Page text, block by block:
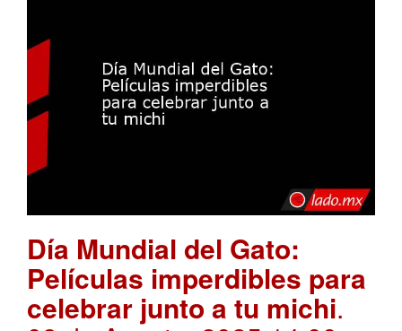
Día Mundial del Gato:
Películas imperdibles para
celebrar junto a tu michi.